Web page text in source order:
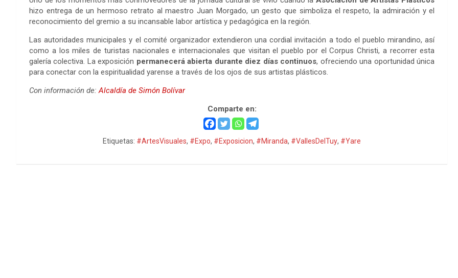
hizo entrega de un hermoso retrato al maestro Juan Morgado, un gesto que simboliza el respeto, la admiración y el
reconocimiento del gremio a su incansable labor artística y pedagógica en la región.
Las autoridades municipales y el comité organizador extendieron una cordial invitación a todo el pueblo mirandino, así
como a los miles de turistas nacionales e internacionales que visitan el pueblo por el Corpus Christi, a recorrer esta
galería colectiva. La exposición permanecerá abierta durante diez días continuos, ofreciendo una oportunidad única
para conectar con la espiritualidad yarense a través de los ojos de sus artistas plásticos.
Con información de:Alcaldía de Simón Bolívar
Comparte en:
Etiquetas: #ArtesVisuales, #Expo, #Exposicion, #Miranda, #VallesDelTuy, #Yare